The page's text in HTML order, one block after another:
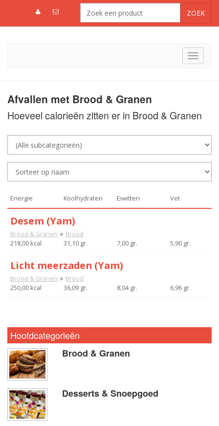
Toggle
Afvallen met Brood & Granen
Hoeveel calorieën zitten er in Brood & Granen
Energie Koolhydraten Eiwitten Vet
Desem (Yam)
Brood & Granen » Brood
218,00 kcal
31,10 gr. 7,00 gr. 5,90 gr.
Licht meerzaden (Yam)
Brood & Granen » Brood
250,00 kcal
36,09 gr. 8,04 gr. 6,96 gr.
Hoofdcategorieën
Brood & Granen
Desserts & Snoepgoed